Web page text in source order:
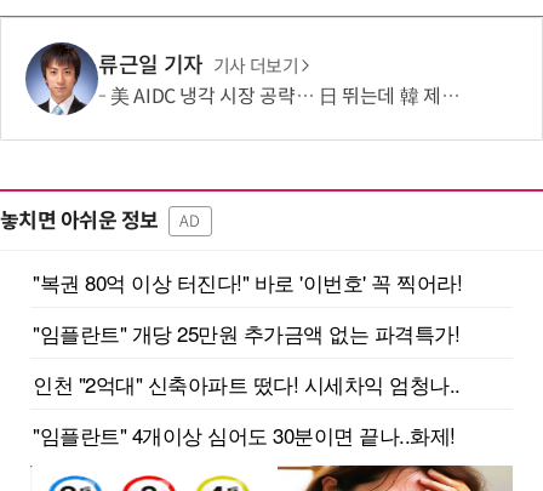
류근일 기자 기사 더보기
美 AIDC 냉각 시장 공략… 日 뛰는데 韓 제자리
놓치면 아쉬운 정보 AD